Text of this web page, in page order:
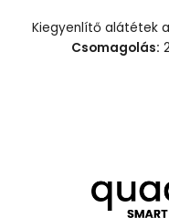
Kiegyenlítő alátétek
Csomagolás: